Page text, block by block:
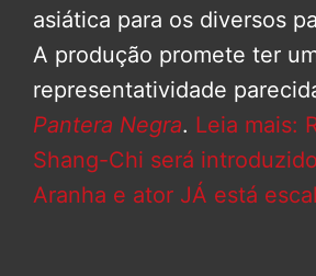
asiática para os diversos
A produção promete ter
representatividade
Pantera Negra. Leia mais:
Shang-Chi será
Aranha e ator JÁ está